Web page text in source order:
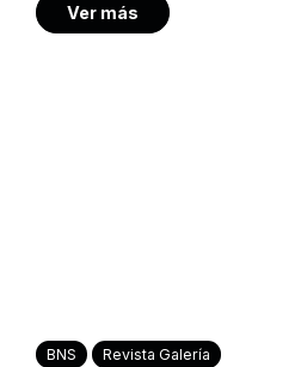
Ver más
BNS Revista Galería